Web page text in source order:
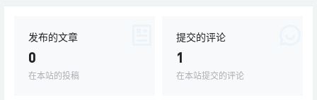
发布的文章
0
在本站的投稿
提交的评论
1
在本站提交的评论